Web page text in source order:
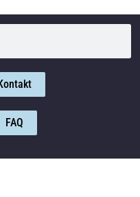
FAQ